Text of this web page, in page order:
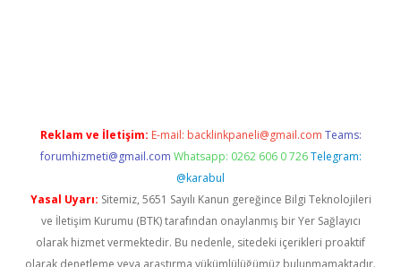
Reklam ve İletişim: E-mail: backlinkpaneli@gmail.com Teams:
forumhizmeti@gmail.com Whatsapp: 0262 606 0 726 Telegram:
@karabul
Yasal Uyarı: Sitemiz, 5651 Sayılı Kanun gereğince Bilgi Teknolojileri
ve İletişim Kurumu (BTK) tarafından onaylanmış bir Yer Sağlayıcı
olarak hizmet vermektedir. Bu nedenle, sitedeki içerikleri proaktif
olarak denetleme veya araştırma yükümlülüğümüz bulunmamaktadır.